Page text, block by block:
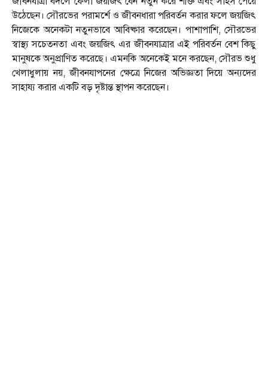
উঠেছেন। সৌরভের পরামর্শে ও জীবনধারা পরিবর্তন করার ফলে জয়জিৎ
নিজেকে অনেকটা নতুনভাবে আবিষ্কার করেছেন। পাশাপাশি, সৌরভের
স্বাস্থ্য সচেতনতা এবং জয়জিৎ এর জীবনযাত্রার এই পরিবর্তন বেশ কিছু
মানুষকে অনুপ্রাণিত করেছে। এমনকি অনেকেই মনে করছেন, সৌরভ শুধু
খেলাধুলায় নয়, জীবনযাপনের ক্ষেত্রে নিজের অভিজ্ঞতা দিয়ে অন্যদের
সাহায্য করার একটি বড় দৃষ্টান্ত স্থাপন করেছেন।